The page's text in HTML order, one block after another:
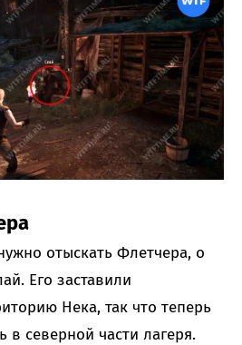
отыскать Флетчера, о
Его заставили
Нека, так что теперь
в северной части лагеря.